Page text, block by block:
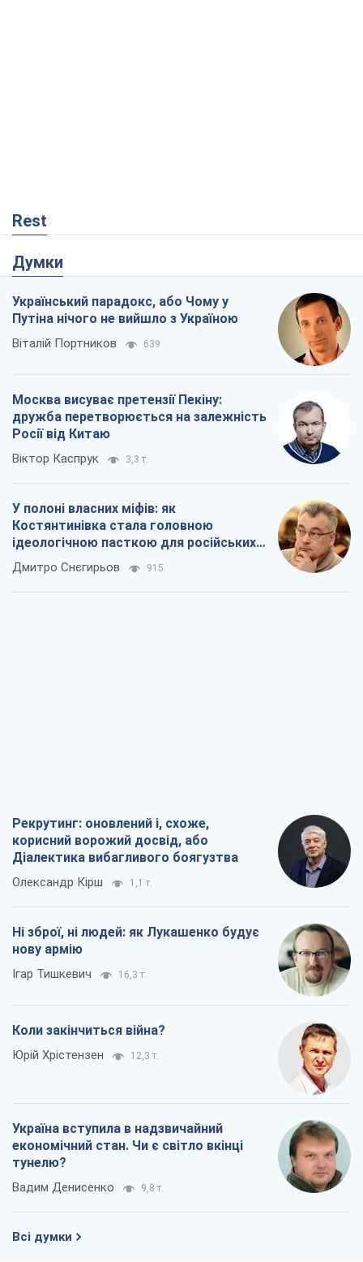
Rest
Думки
Український парадокс, або Чому у
Путіна нічого не вийшло з Україною
Віталій Портников 639
Москва висуває претензії Пекіну:
дружба перетворюється на залежність
Росії від Китаю
Віктор Каспрук 3,3 т.
У полоні власних міфів: як
Костянтинівка стала головною
ідеологічною пасткою для російських
окупантів
Дмитро Снєгирьов 915
Рекрутинг: оновлений і, схоже,
корисний ворожий досвід, або
Діалектика вибагливого боягузтва
Олександр Кірш 1,1 т.
Ні зброї, ні людей: як Лукашенко будує
нову армію
Ігар Тишкевич 16,3 т.
Коли закінчиться війна?
Юрій Хрістензен 12,3 т.
Україна вступила в надзвичайний
економічний стан. Чи є світло вкінці
тунелю?
Вадим Денисенко 9,8 т.
Всі думки